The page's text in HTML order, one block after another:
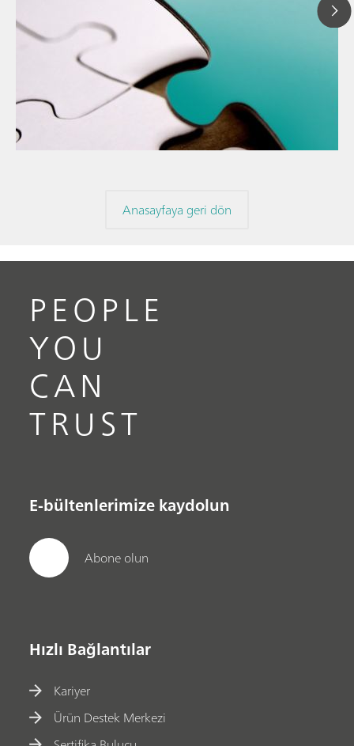
// Makale
// Gıda & meşrubat
// Hammaddeler
Anasayfaya geri dön
PEOPLE
YOU
CAN
TRUST
E-bültenlerimize kaydolun
Abone olun
Hızlı Bağlantılar
Kariyer
Ürün Destek Merkezi